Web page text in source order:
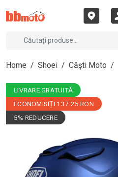
Home / Shoei / Căști Moto /
LIVRARE GRATUITĂ
ECONOMISIȚI 137.25 RON
5% REDUCERE